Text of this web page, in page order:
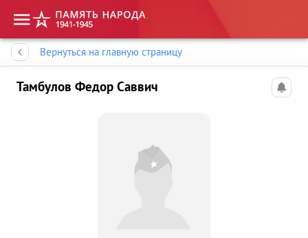
Вернуться на главную страницу
Тамбулов Федор Саввич
Память народа